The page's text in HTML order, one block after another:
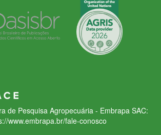
de Pesquisa Agropecuária - Embrapa SAC:
www.embrapa.br/fale-conosco